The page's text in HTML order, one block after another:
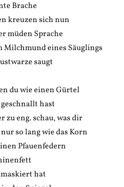
Brache
kreuzen sich nun
müden Sprache
Milchmund eines Säuglings
saugt
du wie einen Gürtel
hast
zu eng. schau, was dir
so lang wie das Korn
Pfauenfedern
hat